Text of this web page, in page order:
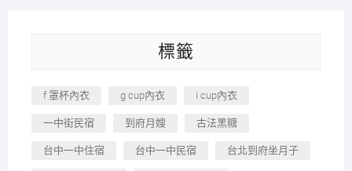
標籤
f 罩杯內衣 g cup內衣 i cup內衣
一中街民宿 到府月嫂 古法黑糖
台中一中住宿 台中一中民宿 台北到府坐月子